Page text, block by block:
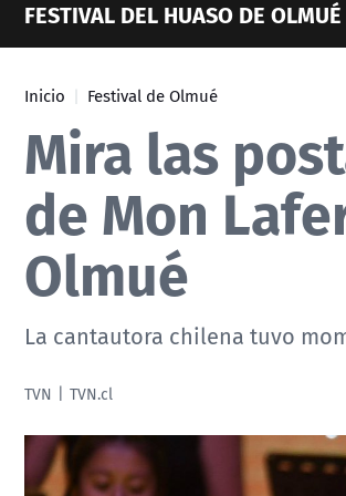
FESTIVAL DEL HUASO DE OLMUÉ
Inicio Festival de Olmué
Mira las
de Mon
Olmué
La cantautora chilena tuvo
TVN TVN.cl